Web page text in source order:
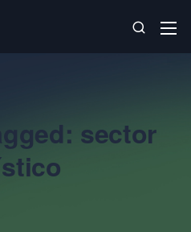
sector